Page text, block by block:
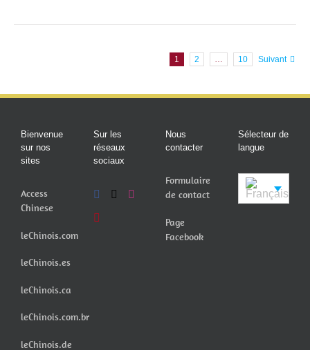
1 2 … 10 Suivant
Bienvenue
sur nos
sites
Access
Chinese
leChinois.com
leChinois.es
leChinois.ca
leChinois.com.br
leChinois.de
Sur les
réseaux
sociaux
Nous
contacter
Formulaire
de contact
Page
Facebook
Sélecteur de
langue